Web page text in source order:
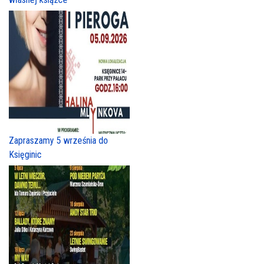
Zapraszamy 5 września do
Księginic